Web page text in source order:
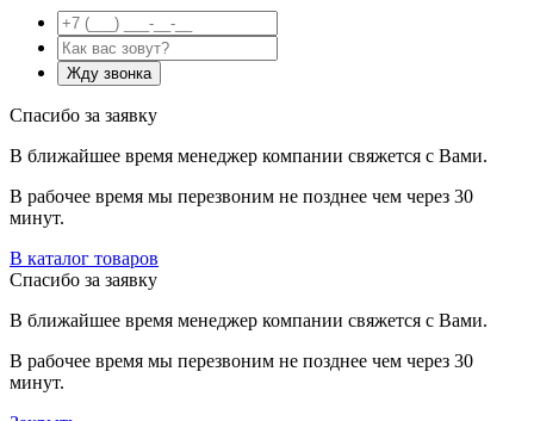
Спасибо за заявку
В ближайшее время менеджер компании свяжется с Вами.
В рабочее время мы перезвоним не позднее чем через 30
минут.
В каталог товаров
Спасибо за заявку
В ближайшее время менеджер компании свяжется с Вами.
В рабочее время мы перезвоним не позднее чем через 30
минут.